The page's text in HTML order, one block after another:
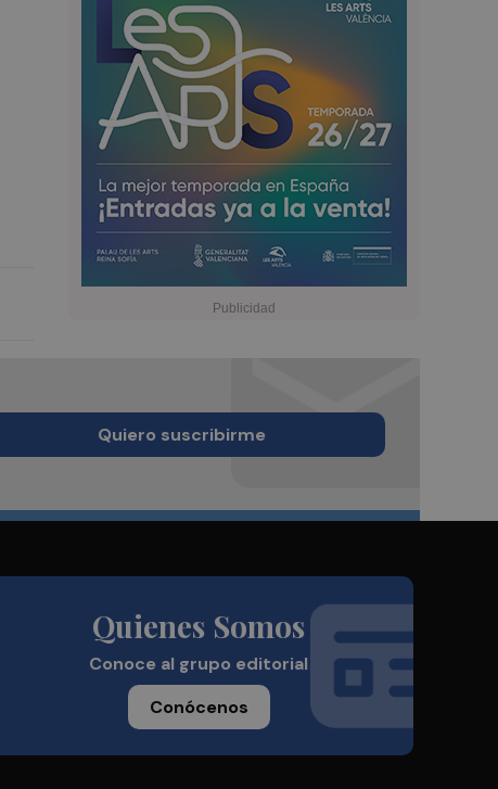
Quiero suscribirme
Quienes Somos
Conoce al grupo editorial
Conócenos